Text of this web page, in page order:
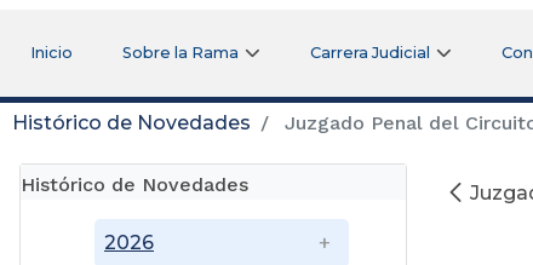
Inicio Sobre la Rama Carrera Judicial
Histórico de Novedades Juzgado Penal del
Histórico de Novedades
2026